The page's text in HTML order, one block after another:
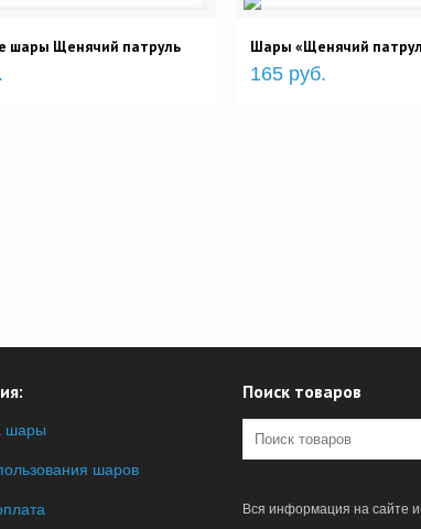
шары Щенячий патруль Шары «Щенячий
165 руб.
шары
шаров
Поиск товаров
Вся информация на сайте